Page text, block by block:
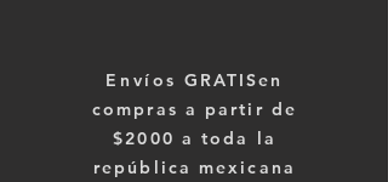
Envíos GRATISen
compras a partir de
$2000 a toda la
república mexicana